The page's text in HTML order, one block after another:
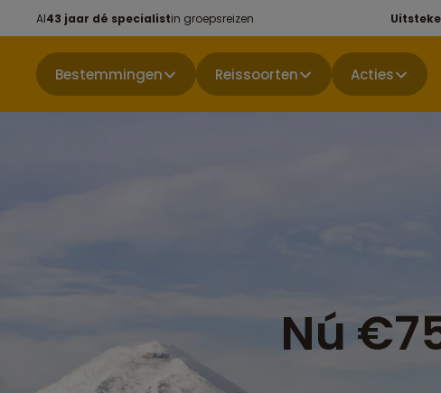
Al43 jaar dé specialistin groepsreizen
Bestemmingen Reissoorten Acties
Nú